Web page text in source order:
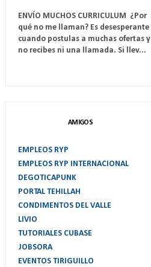
ENVÍO MUCHOS CURRICULUM ¿Por
qué no me llaman? Es desesperante
cuando postulas a muchas ofertas y
no recibes ni una llamada. Si llev...
AMIGOS
EMPLEOS RYP
EMPLEOS RYP INTERNACIONAL
DEGOTICAPUNK
PORTAL TEHILLAH
CONDIMENTOS DEL VALLE
LIVIO
TUTORIALES CUBASE
JOBSORA
EVENTOS TIRIGUILLO